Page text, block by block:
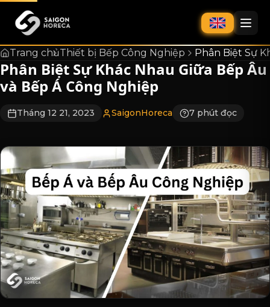
chính
Trang chủThiết bị Bếp Công Nghiệp Phân Biệt Sự
Phân Biệt Sự Khác Nhau Giữa Bếp Âu
và Bếp Á Công Nghiệp
Tháng 12 21, 2023 SaigonHoreca 7 phút đọc